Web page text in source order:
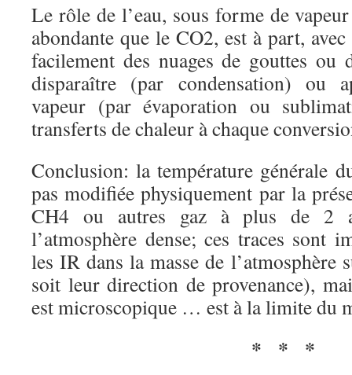
Le rôle de l’eau, sous forme de
abondante que le CO2, est à part,
facilement des nuages de gouttes
disparaître (par condensation) ou
vapeur (par évaporation ou
transferts de chaleur à chaque
Conclusion: la température générale
pas modifiée physiquement par la
CH4 ou autres gaz à plus de 2
l’atmosphère dense; ces traces sont
les IR dans la masse de l’atmosphère
soit leur direction de provenance),
est microscopique … est à la limite du
* * *